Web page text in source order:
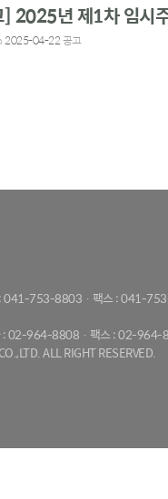
2025년 제1차 임시
2025-04-22공고
: 041-753-8803 · 팩스 : 041-
: 02-964-8808 · 팩스 : 02-964-
ALL RIGHT RESERVED.